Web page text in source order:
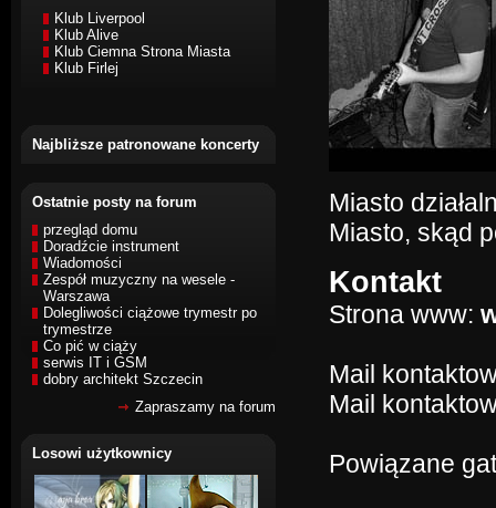
Klub Liverpool
Klub Alive
Klub Ciemna Strona Miasta
Klub Firlej
Najbliższe patronowane koncerty
Ostatnie posty na forum
przegląd domu
Doradźcie instrument
Wiadomości
Zespół muzyczny na wesele -
Warszawa
Dolegliwości ciążowe trymestr po
trymestrze
Co pić w ciąży
serwis IT i GSM
dobry architekt Szczecin
Zapraszamy na forum
Losowi użytkownicy
Miasto
Miasto, skąd
Kontakt
Strona www:
Mail
Mail
Powiązane